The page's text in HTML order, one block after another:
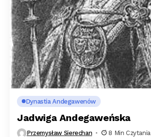
Dynastia Andegawenów
Jadwiga Andegaweńska
Przemysław Sierechan 8 Min Czytania